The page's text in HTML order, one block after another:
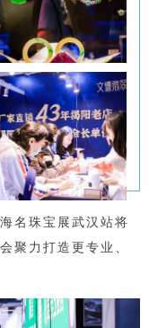
名珠宝展武汉站将
聚力打造更专业、